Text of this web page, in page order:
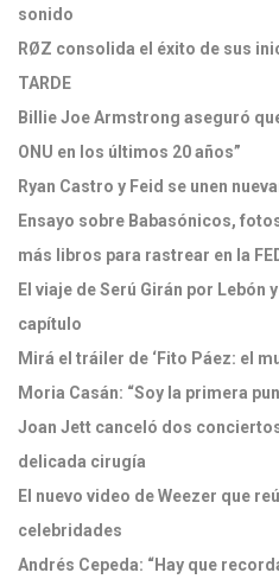
sonido
RØZ consolida el éxito de sus
TARDE
Billie Joe Armstrong aseguró
ONU en los últimos 20 años”
Ryan Castro y Feid se unen
Ensayo sobre Babasónicos,
más libros para rastrear en la
El viaje de Serú Girán por Lebón
capítulo
Mirá el tráiler de ‘Fito Páez: el
Moria Casán: “Soy la primera
Joan Jett canceló dos
delicada cirugía
El nuevo video de Weezer que
celebridades
Andrés Cepeda: “Hay que